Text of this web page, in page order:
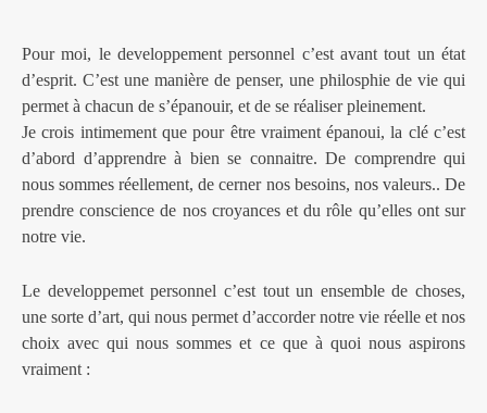
Pour moi, le developpement personnel c’est avant tout un état
d’esprit. C’est une manière de penser, une philosphie de vie qui
permet à chacun de s’épanouir, et de se réaliser pleinement.
Je crois intimement que pour être vraiment épanoui, la clé c’est
d’abord d’apprendre à bien se connaitre. De comprendre qui
nous sommes réellement, de cerner nos besoins, nos valeurs.. De
prendre conscience de nos croyances et du rôle qu’elles ont sur
notre vie.
Le developpemet personnel c’est tout un ensemble de choses,
une sorte d’art, qui nous permet d’accorder notre vie réelle et nos
choix avec qui nous sommes et ce que à quoi nous aspirons
vraiment :